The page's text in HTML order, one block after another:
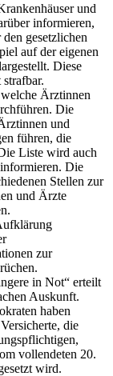
und
informieren,
gesetzlichen
auf der eigenen
Diese
Ärztinnen
Die
und
führen, die
Liste wird auch
Die
Stellen zur
und Ärzte
zur
in Not“ erteilt
Auskunft.
haben
die
vollendeten 20.
wird.